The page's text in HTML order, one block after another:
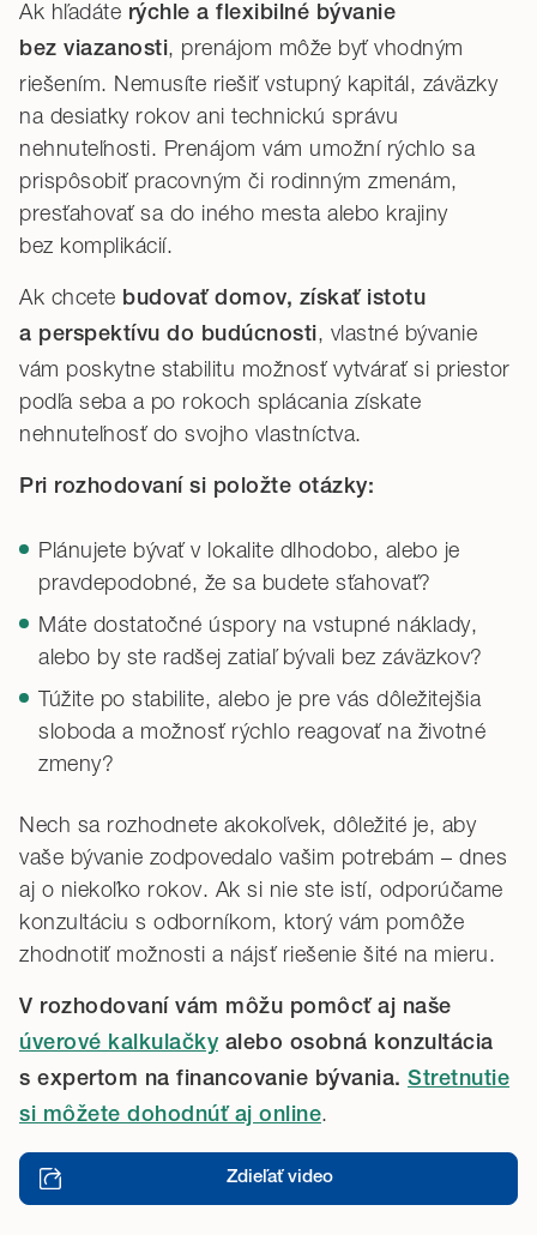
Ak hľadáte rýchle a flexibilné bývanie
bez viazanosti, prenájom môže byť vhodným
riešením. Nemusíte riešiť vstupný kapitál, záväzky
na desiatky rokov ani technickú správu
nehnuteľnosti. Prenájom vám umožní rýchlo sa
prispôsobiť pracovným či rodinným zmenám,
presťahovať sa do iného mesta alebo krajiny
bez komplikácií.
Ak chcete budovať domov, získať istotu
a perspektívu do budúcnosti, vlastné bývanie
vám poskytne stabilitu možnosť vytvárať si priestor
podľa seba a po rokoch splácania získate
nehnuteľnosť do svojho vlastníctva.
Pri rozhodovaní si položte otázky:
Plánujete bývať v lokalite dlhodobo, alebo je
pravdepodobné, že sa budete sťahovať?
Máte dostatočné úspory na vstupné náklady,
alebo by ste radšej zatiaľ bývali bez záväzkov?
Túžite po stabilite, alebo je pre vás dôležitejšia
sloboda a možnosť rýchlo reagovať na životné
zmeny?
Nech sa rozhodnete akokoľvek, dôležité je, aby
vaše bývanie zodpovedalo vašim potrebám – dnes
aj o niekoľko rokov. Ak si nie ste istí, odporúčame
konzultáciu s odborníkom, ktorý vám pomôže
zhodnotiť možnosti a nájsť riešenie šité na mieru.
V rozhodovaní vám môžu pomôcť aj naše
úverové kalkulačkyalebo osobná konzultácia
s expertom na financovanie bývania. Stretnutie
si môžete dohodnúť aj online.
Zdieľať video